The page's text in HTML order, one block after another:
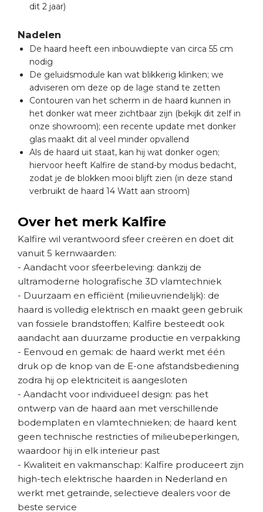
dit 2 jaar)
Nadelen
De haard heeft een inbouwdiepte van circa 55 cm
nodig
De geluidsmodule kan wat blikkerig klinken; we
adviseren om deze op de lage stand te zetten
Contouren van het scherm in de haard kunnen in
het donker wat meer zichtbaar zijn (bekijk dit zelf in
onze showroom); een recente update met donker
glas maakt dit al veel minder opvallend
Als de haard uit staat, kan hij wat donker ogen;
hiervoor heeft Kalfire de stand-by modus bedacht,
zodat je de blokken mooi blijft zien (in deze stand
verbruikt de haard 14 Watt aan stroom)
Over het merk Kalfire
Kalfire wil verantwoord sfeer creëren en doet dit
vanuit 5 kernwaarden:
- Aandacht voor sfeerbeleving: dankzij de
ultramoderne holografische 3D vlamtechniek
- Duurzaam en efficiënt (milieuvriendelijk): de
haard is volledig elektrisch en maakt geen gebruik
van fossiele brandstoffen; Kalfire besteedt ook
aandacht aan duurzame productie en verpakking
- Eenvoud en gemak: de haard werkt met één
druk op de knop van de E-one afstandsbediening
zodra hij op elektriciteit is aangesloten
- Aandacht voor individueel design: pas het
ontwerp van de haard aan met verschillende
bodemplaten en vlamtechnieken; de haard kent
geen technische restricties of milieubeperkingen,
waardoor hij in elk interieur past
- Kwaliteit en vakmanschap: Kalfire produceert zijn
high-tech elektrische haarden in Nederland en
werkt met getrainde, selectieve dealers voor de
beste service